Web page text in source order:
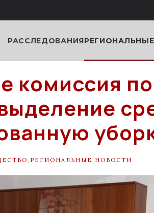
РАССЛЕДОВАНИЯ
комиссия
РЕГИОНАЛЬНЫЕ НОВОСТИ